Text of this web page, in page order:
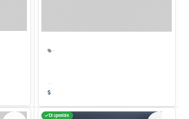
·
Disponible